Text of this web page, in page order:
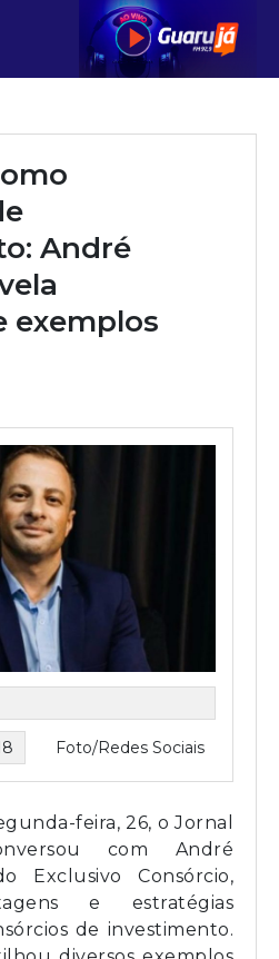
André
exemplos
Foto/Redes Sociais
feira, 26, o Jornal
com André
Exclusivo Consórcio,
e estratégias
de investimento.